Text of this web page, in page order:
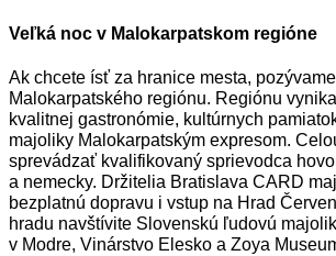
Veľká noc v Malokarpatskom regióne
Ak chcete ísť za hranice mesta,
Malokarpatského regiónu. Regiónu
kvalitnej gastronómie, kultúrnych
majoliky Malokarpatským expresom.
sprevádzať kvalifikovaný sprievodca
a nemecky. Držitelia Bratislava CARD
bezplatnú dopravu i vstup na Hrad
hradu navštívite Slovenskú ľudovú
v Modre, Vinárstvo Elesko a Zoya